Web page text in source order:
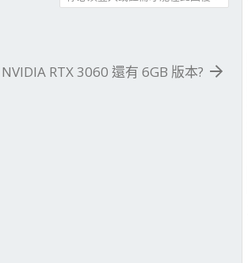
NVIDIA RTX 3060 還有 6GB 版本?